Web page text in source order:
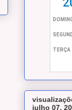
julho 07,